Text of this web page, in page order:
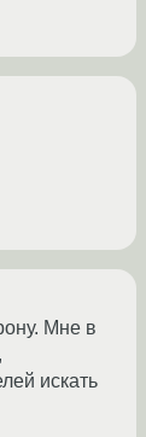
Мне в
искать